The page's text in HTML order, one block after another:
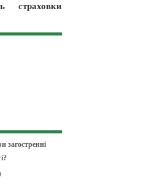
страховки
загостренні